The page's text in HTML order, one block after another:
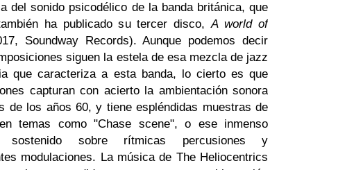
del sonido psicodélico de la banda británica, que
ha publicado su tercer disco,A world of
Soundway Records). Aunque podemos decir
siguen la estela de esa mezcla de jazz
que caracteriza a esta banda, lo cierto es que
capturan con acierto la ambientación sonora
de los años 60, y tiene espléndidas muestras de
temas como "Chase scene", o ese inmenso
sostenido sobre rítmicas percusiones y
modulaciones. La música de The Heliocentrics